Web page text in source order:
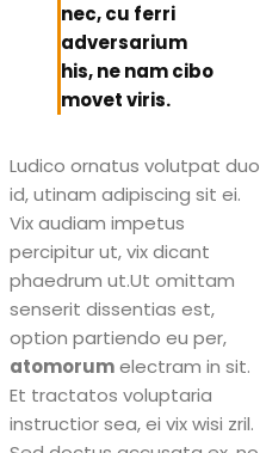
nec, cu ferri
adversarium
his, ne nam cibo
movet viris.
Ludico ornatus volutpat duo
id, utinam adipiscing sit ei.
Vix audiam impetus
percipitur ut, vix dicant
phaedrum ut.Ut omittam
senserit dissentias est,
option partiendo eu per,
atomorumelectram in sit.
Et tractatos voluptaria
instructior sea, ei vix wisi zril.